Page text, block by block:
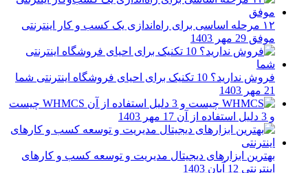
۱۲ مرحله اساسی برای راه‌اندازی یک کسب و کار اینترنتی
موفق 29 مهر 1403
فروش ندارید؟ 10 تکنیک برای احیای فروشگاه اینترنتی شما
21 مهر 1403
WHMCS چیست
و 3 دلیل استفاده از آن
17 مهر 1403
بهترین ابزارهای دیجیتال مدیریت و توسعه کسب و کارهای
اینترنتی 12 آبان 1403